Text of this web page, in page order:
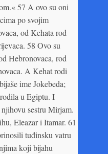
57 A ovo su oni
po svojim
od Kehata rod
58 Ovo su
Hebronovaca, rod
A Kehat rodi
ime Jokebeda;
u Egiptu. I
sestru Mirjam.
Eleazar i Itamar. 61
tuđinsku vatru
koji bijahu